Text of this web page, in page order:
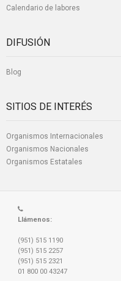
Calendario de labores
DIFUSIÓN
Blog
SITIOS DE INTERÉS
Organismos Internacionales
Organismos Nacionales
Organismos Estatales
Llámenos:
(951) 515 1190
(951) 515 2257
(951) 515 2321
01 800 00 43247